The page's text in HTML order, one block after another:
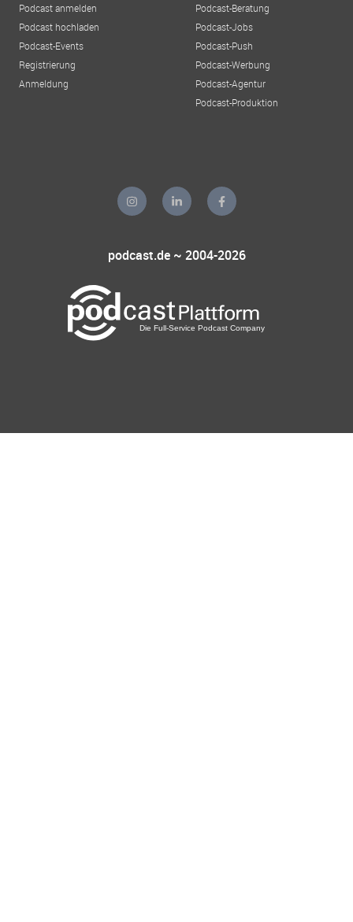
Podcast anmelden
Podcast hochladen
Podcast-Events
Registrierung
Anmeldung
Podcast-Beratung
Podcast-Jobs
Podcast-Push
Podcast-Werbung
Podcast-Agentur
Podcast-Produktion
podcast.de ~ 2004-2026